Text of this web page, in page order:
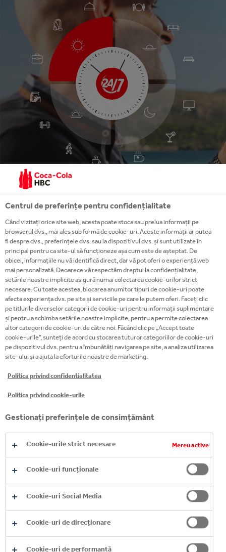
MORNING EARLY EVENING
PRODUSELE
NOASTRE A-Z
EXPLORE MORE
Centrul de preferințe pentru confidențialitate
Când vizitați orice site web, acesta poate stoca sau prelua informații pe
browserul dvs., mai ales sub formă de cookie-uri. Aceste informații ar putea
fi despre dvs., preferințele dvs. sau la dispozitivul dvs. și sunt utilizate în
principal pentru ca site-ul să funcționeze așa cum este de așteptat. De
obicei, informațiile nu vă identifică direct, dar vă pot oferi o experiență web
mai personalizată. Deoarece vă respectăm dreptul la confidențialitate,
setările noastre implicite asigură numai colectarea cookie-urilor strict
necesare. Cu toate acestea, blocarea anumitor tipuri de cookie-uri poate
afecta experiența dvs. pe site și serviciile pe care le putem oferi. Faceți clic
pe titlurile diverselor categorii de cookie-uri pentru informații suplimentare
și pentru a schimba setările noastre implicite, pentru a permite colectarea
altor categorii de cookie-uri de către noi. Făcând clic pe „Accept toate
cookie-urile”, sunteți de acord cu stocarea tuturor categoriilor de cookie-uri
pe dispozitivul dvs. pentru a îmbunătăți navigarea pe site, a analiza utilizarea
site-ului și a ajuta la eforturile noastre de marketing.
Politica privind confidentialitatea
Politica privind cookie-urile
Gestionați preferințele de consimțământ
Cookie-urile strict necesare Mereu active
Cookie-uri funcționale
Cookie-uri Social Media
Cookie-uri de direcționare
Cookie-uri de performanță